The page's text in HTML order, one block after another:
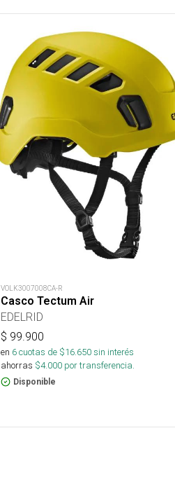
VOLK3007008CA-R
Casco Tectum Air
EDELRID
$ 99.900
en 6cuotas de $16.650sin interés
ahorras $4.000 por transferencia.
Disponible